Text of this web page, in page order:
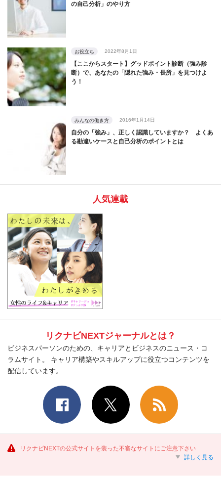
の自己分析」のやり方
お役立ち 2022年8月1日
【ここからスタート】グッドポイント診断（強み診
断）で、あなたの「隠れた強み・長所」を見つけよ
う！
みんなの働き方 2016年1月14日
自分の「強み」、正しく認識していますか？ よくあ
る勘違いケースと自己分析のポイントとは
人気連載
リクナビNEXTジャーナルとは？
ビジネスパーソンのための、キャリアとビジネスのニュース・コ
ラムサイト。 キャリア構築やスキルアップに役立つコンテンツを
配信しています。
リクナビNEXTの公式サイトを装った不審なサイトにご注意下さい
詳しく見る